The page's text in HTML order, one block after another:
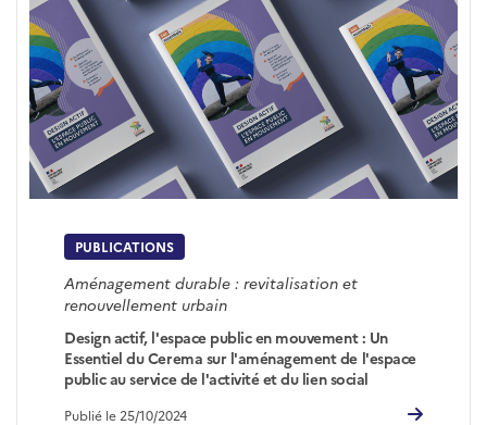
PUBLICATIONS
Aménagement durable : revitalisation et
renouvellement urbain
Design actif, l'espace public en mouvement : Un
Essentiel du Cerema sur l'aménagement de l'espace
public au service de l'activité et du lien social
Publié le 25/10/2024